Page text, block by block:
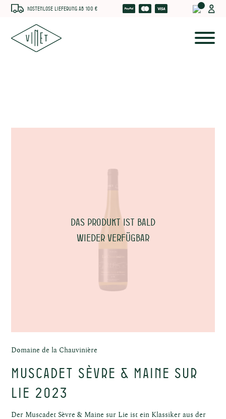
Kostenlose Lieferung ab 100 €
Das Produkt ist bald
wieder verfügbar
Domaine de la Chauvinière
Muscadet Sèvre & Maine sur
Lie 2023
Der Muscadet Sèvre & Maine sur Lie ist ein Klassiker aus der